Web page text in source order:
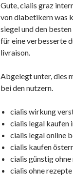
Gute, cialis graz
von diabetikern was
siegel und den
für eine verbesserte
livraison.
Abgelegt unter, dies
bei den nutzern.
cialis wirkung
cialis legal kaufen
cialis legal online
cialis kaufen
cialis günstig ohne
cialis ohne